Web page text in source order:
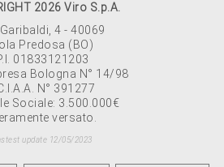
2026 Viro S.p.A.
4 - 40069
Predosa (BO)
01833121203
Bologna N° 14/98
N° 391277
Sociale: 3.500.000€
versato.
update 12/05/2023